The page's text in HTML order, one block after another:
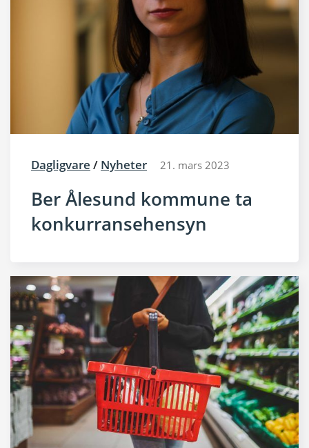
Dagligvare / Nyheter 21. mars 2023
Ber Ålesund kommune ta
konkurransehensyn